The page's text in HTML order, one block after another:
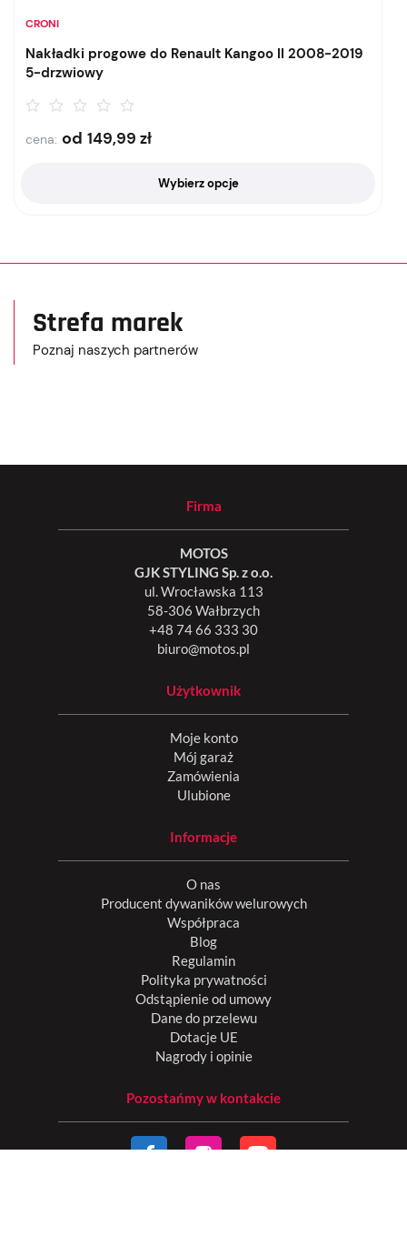
CRONI
Nakładki progowe do Renault Kangoo II 2008-2019
5-drzwiowy
cena: od 149,99 zł
Wybierz opcje
Strefa marek
Poznaj naszych partnerów
Firma
MOTOS
GJK STYLING Sp. z o.o.
ul. Wrocławska 113
58-306 Wałbrzych
+48 74 66 333 30
biuro@motos.pl
Użytkownik
Moje konto
Mój garaż
Zamówienia
Ulubione
Informacje
O nas
Producent dywaników welurowych
Współpraca
Blog
Regulamin
Polityka prywatności
Odstąpienie od umowy
Dane do przelewu
Dotacje UE
Nagrody i opinie
Pozostańmy w kontakcie